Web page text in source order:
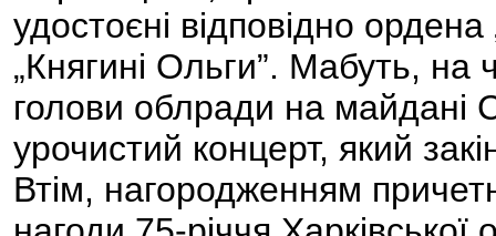
удостоєні відповідно
„Княгині Ольги”. Мабуть, на
голови облради на майдані
урочистий концерт, який
Втім, нагородженням